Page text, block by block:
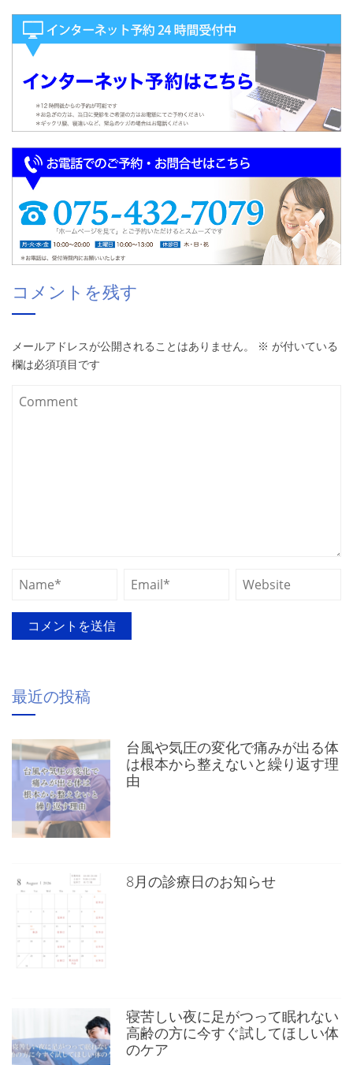
コメントを残す
メールアドレスが公開されることはありません。 ※ が付いている
欄は必須項目です
最近の投稿
台風や気圧の変化で痛みが出る体
は根本から整えないと繰り返す理
由
8月の診療日のお知らせ
寝苦しい夜に足がつって眠れない
高齢の方に今すぐ試してほしい体
のケア